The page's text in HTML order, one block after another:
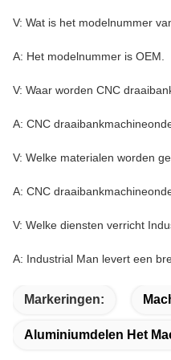
V: Wat is het modelnummer
A: Het modelnummer is OEM.
V: Waar worden CNC
A: CNC
V: Welke materialen worden
A: CNC
V: Welke diensten verricht
A: Industrial Man levert een
Markeringen:
Aluminiumdelen Het